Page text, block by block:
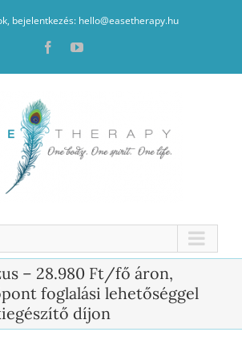
bejelentkezés: hello@easetherapy.hu
FacebookYouTube
– 28.980 Ft/fő áron,
foglalási lehetőséggel
díjon